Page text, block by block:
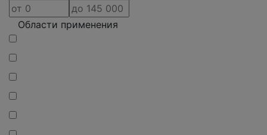
Области применения